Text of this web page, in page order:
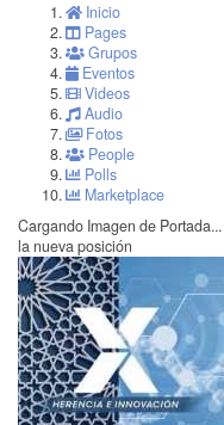
Inicio
Pages
Grupos
Eventos
Videos
Audio
Fotos
People
Polls
Marketplace
Cargando Imagen de Portada...
la nueva posición